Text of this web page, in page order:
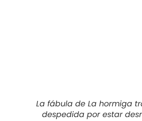
La fábula de La hormiga
despedida por estar